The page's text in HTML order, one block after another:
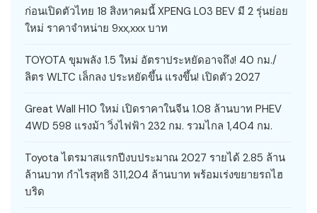
ก่อนเปิดตัวไทย 18 สิงหาคมนี้ XPENG L03 BEV มี 2 รุ่นย่อย
ใหม่ ราคาจำหน่าย 9xx,xxx บาท
TOYOTA ขุมพลัง 1.5 ใหม่ อัตราประหยัดอาจถึง! 40 กม./
ลิตร WLTC เล็กลง ประหยัดขึ้น แรงขึ้น! เปิดตัว 2027
Great Wall H10 ใหม่ เปิดราคาในจีน 1.08 ล้านบาท PHEV
4WD 598 แรงม้า วิ่งไฟฟ้า 232 กม. รวมไกล 1,404 กม.
Toyota ไตรมาสแรกปีงบประมาณ 2027 รายได้ 2.85 ล้าน
ล้านบาท กำไรสุทธิ 311,204 ล้านบาท พร้อมเร่งขยายรถไฮ
บริด